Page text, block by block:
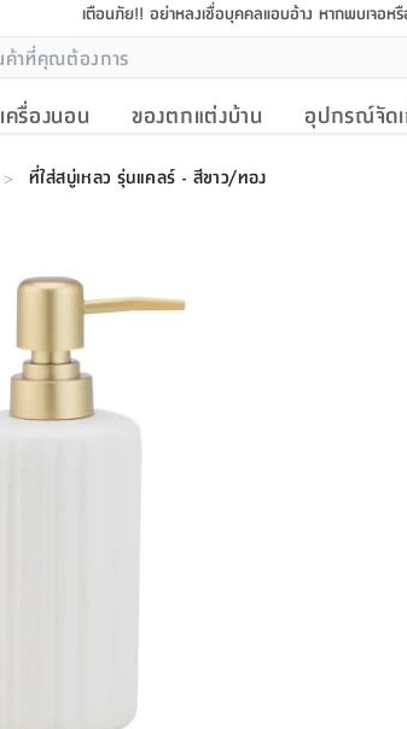
เตือนภัย!! อย่าหลงเชื่อบุคคลแอบอ้าง หากพบเจอ
เครื่องนอน ของตกแต่งบ้าน อุปกรณ์จัด
> ที่ใส่สบู่เหลว รุ่นแคลร์ - สีขาว/ทอง